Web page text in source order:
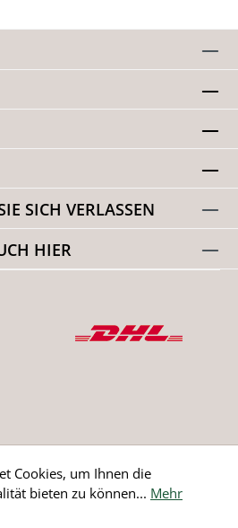
SICH VERLASSEN
HIER
widerrufen
Cookies, um Ihnen die
bieten zu können... Mehr